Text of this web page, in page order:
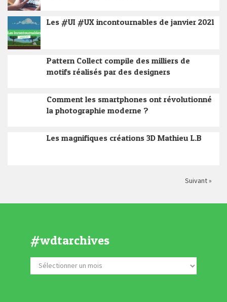
Les #UI #UX incontournables de janvier 2021
Pattern Collect compile des milliers de
motifs réalisés par des designers
Comment les smartphones ont révolutionné
la photographie moderne ?
Les magnifiques créations 3D Mathieu L.B
Suivant »
#wdtarchives